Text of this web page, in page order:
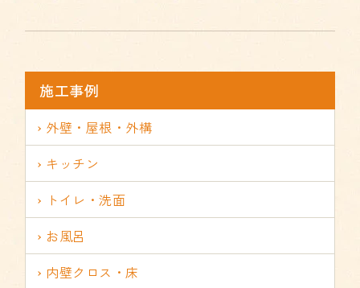
施工事例
外壁・屋根・外構
キッチン
トイレ・洗面
お風呂
内壁クロス・床